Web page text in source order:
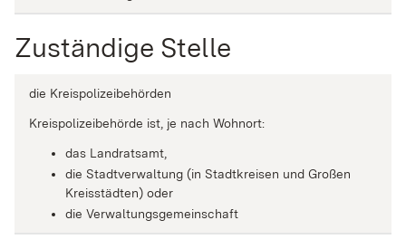
Zuständige Stelle
die Kreispolizeibehörden
Kreispolizeibehörde ist, je nach Wohnort:
das Landratsamt,
die Stadtverwaltung (in Stadtkreisen und Großen
Kreisstädten) oder
die Verwaltungsgemeinschaft